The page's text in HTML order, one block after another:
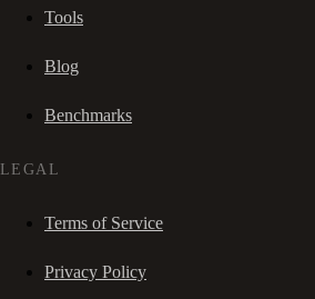
Tools
Blog
Benchmarks
LEGAL
Terms of Service
Privacy Policy